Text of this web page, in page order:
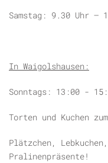
Samstag: 9.30 Uhr –
In Waigolshausen:
Sonntags: 13:00 -
Torten und Kuchen
Plätzchen,
Pralinenpräsente!